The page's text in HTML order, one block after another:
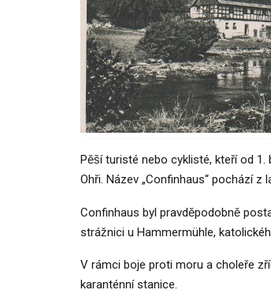
Pěší turisté nebo cyklisté, kteří od
Ohři. Název „Confinhaus“ pochází z
Confinhaus byl pravděpodobně
strážnici u Hammermühle,
V rámci boje proti moru a choleře
karanténní stanice.